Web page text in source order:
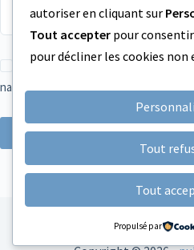
Enregistrer mon nom, mon e-mail
navigateur pour mon prochain
Laisser un commentaire
Mentions légales
A
autoriser en cliquant sur
Tout accepter pour
pour décliner les cookies non
Tout
Tout
Propulsé par